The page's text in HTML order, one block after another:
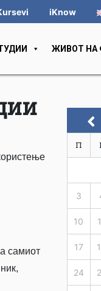
iKnow
ЖИВОТ НА
самиот
П
3
10
17
24